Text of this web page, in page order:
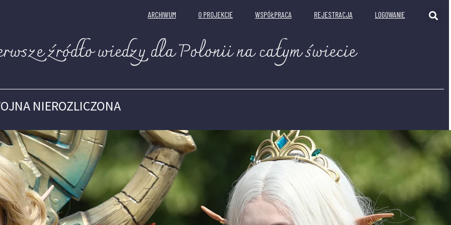
ARCHIWUM O PROJEKCIE WSPÓŁPRACA REJESTRACJA LOGOWANIE
źródło wiedzy dla Polonii na całym świecie
NIEROZLICZONA